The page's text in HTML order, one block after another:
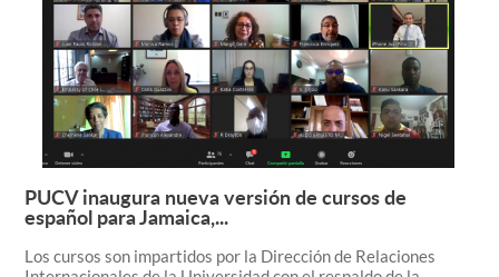
Leer más +
PUCV inaugura nueva versión de cursos de
español para Jamaica,...
Los cursos son impartidos por la Dirección de Relaciones